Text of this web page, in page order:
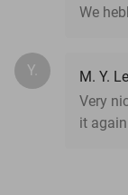
We
Y.
M. Y.
Very
it